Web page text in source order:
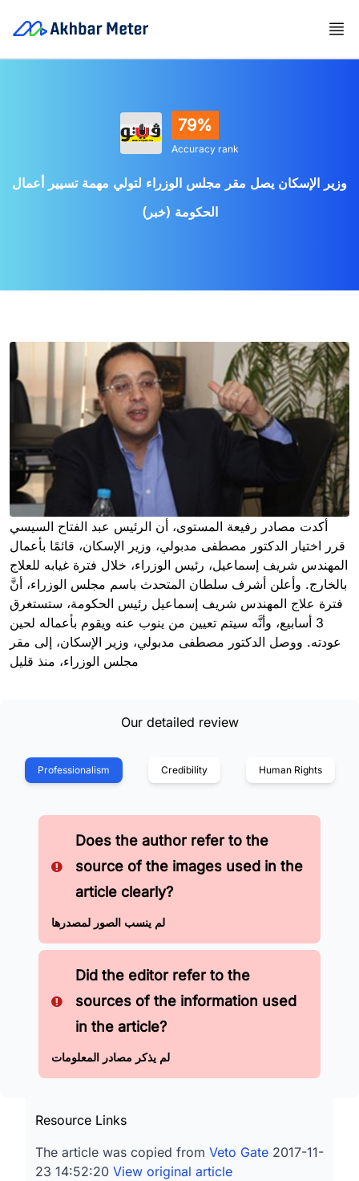
79%
Accuracy rank
وزير الإسكان يصل مقر مجلس الوزراء لتولي مهمة تسيير أعمال
الحكومة (خبر)
أكدت مصادر رفيعة المستوى، أن الرئيس عبد الفتاح السيسي
قرر اختيار الدكتور مصطفى مدبولي، وزير الإسكان، قائمًا بأعمال
المهندس شريف إسماعيل، رئيس الوزراء، خلال فترة غيابه للعلاج
بالخارج. وأعلن أشرف سلطان المتحدث باسم مجلس الوزراء، أنَّ
فترة علاج المهندس شريف إسماعيل رئيس الحكومة، ستستغرق
3 أسابيع، وأنَّه سيتم تعيين من ينوب عنه ويقوم بأعماله لحين
عودته. ووصل الدكتور مصطفى مدبولي، وزير الإسكان، إلى مقر
مجلس الوزراء، منذ قليل
Our detailed review
Professionalism Credibility Human Rights
Does the author refer to the
source of the images used in the
article clearly?
لم ينسب الصور لمصدرها
Did the editor refer to the
sources of the information used
in the article?
لم يذكر مصادر المعلومات
Resource Links
The article was copied from Veto Gate 2017-11-
23 14:52:20 View original article